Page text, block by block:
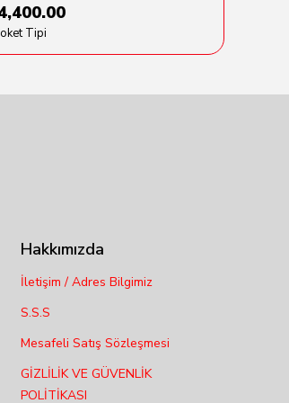
Tipi
Hakkımızda
İletişim / Adres Bilgimiz
S.S.S
Mesafeli Satış Sözleşmesi
GİZLİLİK VE GÜVENLİK
POLİTİKASI